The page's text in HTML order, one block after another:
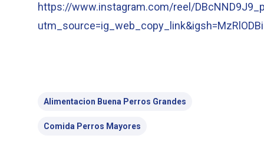
https://www.instagram.com/reel/
Alimentacion Buena Perros Grandes
Comida Perros Mayores